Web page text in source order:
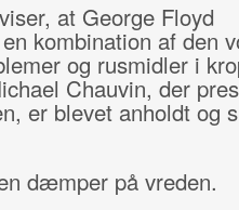
at George Floyd
kombination af den
og rusmidler i
Chauvin, der
er blevet anholdt og
dæmper på vreden.